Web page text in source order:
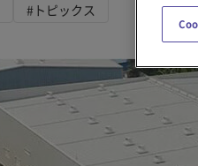
#トピックス